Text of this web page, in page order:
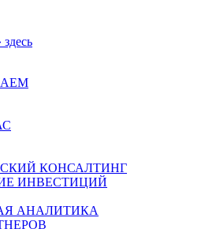
КОНСАЛТИНГ
ИНВЕСТИЦИЙ
АНАЛИТИКА